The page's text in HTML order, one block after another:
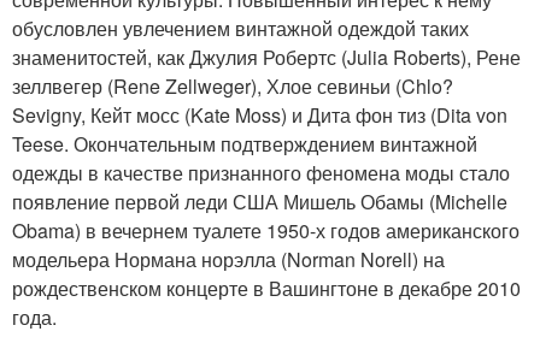
обусловлен увлечением винтажной одеждой таких
знаменитостей, как Джулия Робертс (Julia Roberts), Рене
зеллвегер (Rene Zellweger), Хлое севиньи (Chlo?
Sevigny, Кейт мосс (Kate Moss) и Дита фон тиз (Dita von
Teese. Окончательным подтверждением винтажной
одежды в качестве признанного феномена моды стало
появление первой леди США Мишель Обамы (Michelle
Obama) в вечернем туалете 1950-х годов американского
модельера Нормана норэлла (Norman Norell) на
рождественском концерте в Вашингтоне в декабре 2010
года.